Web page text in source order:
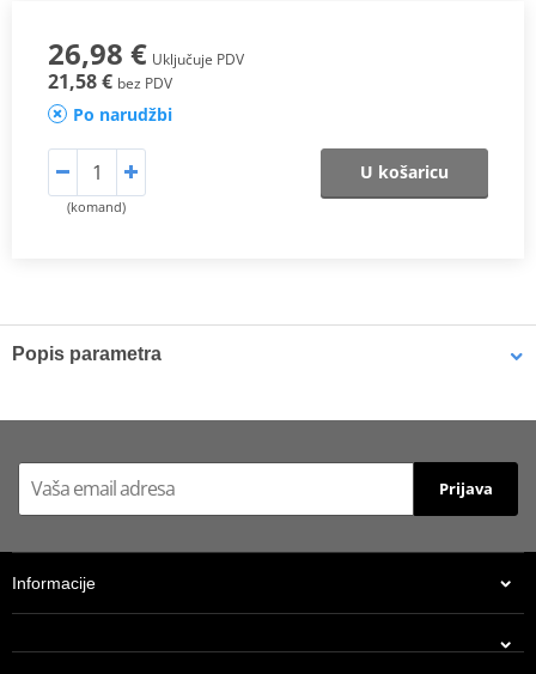
26,98 € Uključuje PDV
21,58 € bez PDV
Po narudžbi
(komand)
U košaricu
Popis parametra
Prijava
Informacije